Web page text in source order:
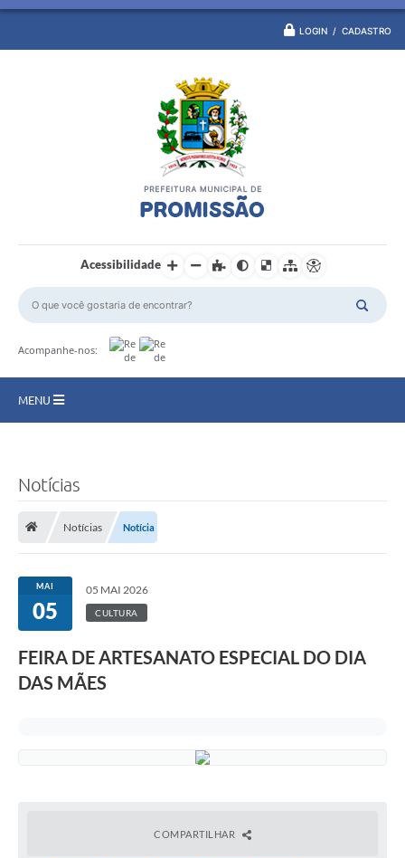
LOGIN / CADASTRO
Acessibilidade
Acompanhe-nos:
MENU
Turismo
Ouvidoria
Balcão de Empregos
Editais
Notícias
Notícias Notícia
MAI
05
05 MAI 2026
CULTURA
FEIRA DE ARTESANATO ESPECIAL DO DIA
DAS MÃES
COMPARTILHAR